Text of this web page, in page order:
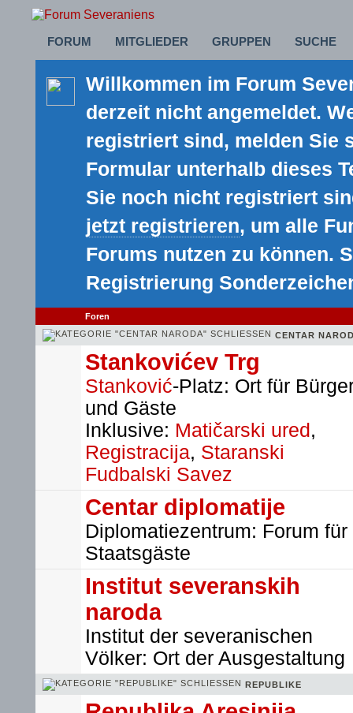
FORUM MITGLIEDER GRUPPEN SUCHE
Willkommen im Forum
derzeit nicht angemeldet.
registriert sind, melden Sie
Formular unterhalb dieses
Sie noch nicht registriert
jetzt registrieren, um alle
Forums nutzen zu können.
Registrierung
Foren
CENTAR
Stankovićev Trg
Stanković-Platz: Ort für
und Gäste
Inklusive: Matičarski ured ,
Registracija, Staranski
Fudbalski Savez
Centar diplomatije
Diplomatiezentrum: Forum für
Staatsgäste
Institut severanskih
naroda
Institut der severanischen
Völker: Ort der Ausgestaltung
REPUBLIKE